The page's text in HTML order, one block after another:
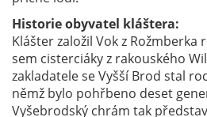
Historie obyvatel kláštera:
Klášter založil Vok z Rožmberka
sem cisterciáky z rakouského
zakladatele se Vyšší Brod stal
němž bylo pohřbeno deset
Vyšebrodský chrám tak